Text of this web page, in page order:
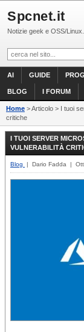
Spcnet.it
Notizie geek e OSS/
AI GUIDE
BLOG I FORUM
Home > Articolo > I tuoi
critiche
I TUOI SERVER
VULNERABILITÀ
Blog | Dario Fadda |